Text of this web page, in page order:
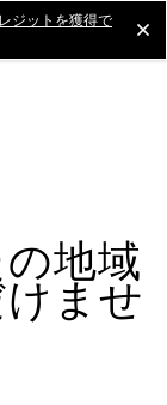
ジットを獲得で
地域
ませ